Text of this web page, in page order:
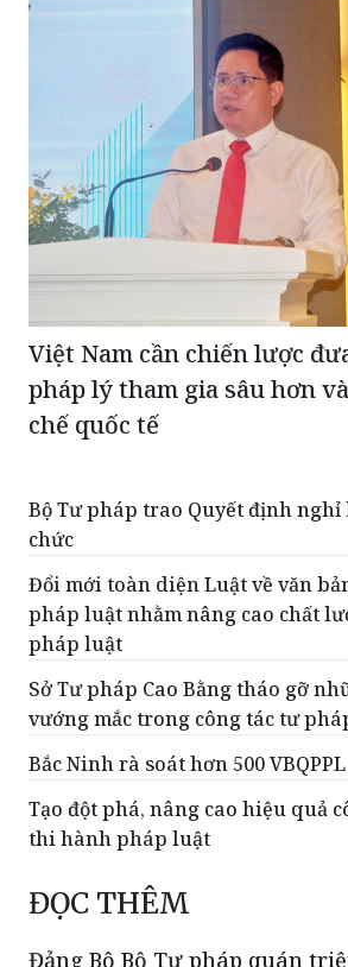
Việt Nam cần chiến lược
pháp lý tham gia sâu hơn
chế quốc tế
Bộ Tư pháp trao Quyết định nghỉ
chức
Đổi mới toàn diện Luật về văn
pháp luật nhằm nâng cao chất
pháp luật
Sở Tư pháp Cao Bằng tháo gỡ
vướng mắc trong công tác tư
Bắc Ninh rà soát hơn 500
Tạo đột phá, nâng cao hiệu quả
thi hành pháp luật
ĐỌC THÊM
Đảng Bộ Bộ Tư pháp quán